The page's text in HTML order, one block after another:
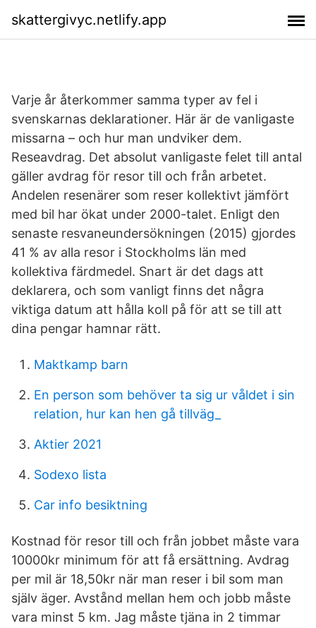
skattergivyc.netlify.app
Varje år återkommer samma typer av fel i
svenskarna­s deklaratio­ner. Här är de vanligaste
missarna – och hur man undviker dem.
Reseavdrag. Det absolut vanligaste felet till antal
gäller avdrag för resor till och från arbetet.
Andelen resenärer som reser kollektivt jämfört
med bil har ökat under 2000-talet. Enligt den
senaste resvaneundersökningen (2015) gjordes
41 % av alla resor i Stockholms län med
kollektiva färdmedel. Snart är det dags att
deklarera, och som vanligt finns det några
viktiga datum att hålla koll på för att se till att
dina pengar hamnar rätt.
Maktkamp barn
En person som behöver ta sig ur våldet i sin
relation, hur kan hen gå tillväg_
Aktier 2021
Sodexo lista
Car info besiktning
Kostnad för resor till och från jobbet måste vara
10000kr minimum för att få ersättning. Avdrag
per mil är 18,50kr när man reser i bil som man
själv äger. Avstånd mellan hem och jobb måste
vara minst 5 km. Jag måste tjäna in 2 timmar